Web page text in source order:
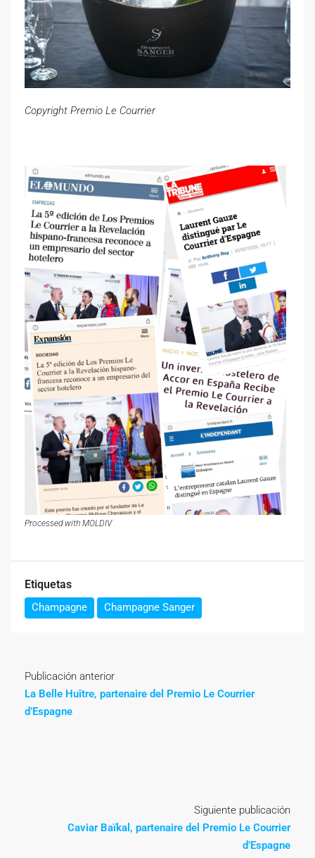
Copyright Premio Le Courrier
Processed with MOLDIV
Etiquetas
Champagne Champagne Sanger
Publicación anterior
La Belle Huître, partenaire del Premio Le Courrier
d’Espagne
Siguiente publicación
Caviar Baïkal, partenaire del Premio Le Courrier
d’Espagne